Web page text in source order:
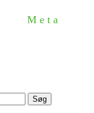
Meta